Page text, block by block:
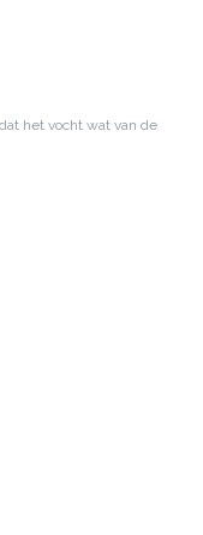
het vocht wat van de